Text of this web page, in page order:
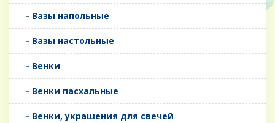
- Вазы напольные
- Вазы настольные
- Венки
- Венки пасхальные
- Венки, украшения для свечей